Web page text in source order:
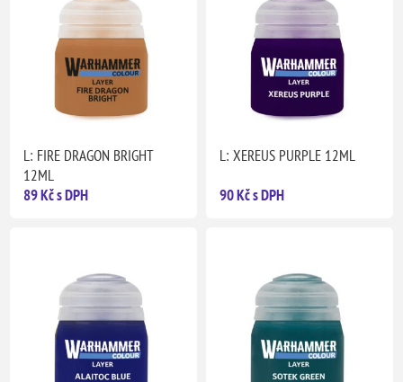
L: FIRE DRAGON BRIGHT
12ML
89 Kč s DPH
L: XEREUS PURPLE 12ML
90 Kč s DPH